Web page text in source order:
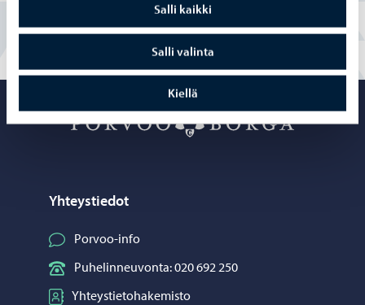
Salli kaikki
Salli valinta
Kiellä
Porvoo –
Yhteystiedot
Porvoo-info
Puhelinneuvonta: 020 692 250
Yhteystietohakemisto